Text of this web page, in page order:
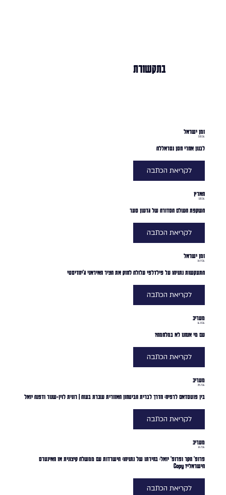
בתקשורת
לקריאת הכתבה
לבנון אחרי חסן נסראללה
זמן ישראל
2.10.24
לקריאת הכתבה
השקפת העולם הסדורה של גדעון סער
הארץ
1.10.24
לקריאת הכתבה
התעקשות נתניהו על פילדלפי עלולה לחזק את הציר האיראני ג'יהדיסטי
זמן ישראל
16.9.24
לקריאת הכתבה
עם מי אנחנו לא במלחמה?
מעריב
14.8.24
לקריאת הכתבה
בין פוטסדאם לרפיח: הדרך לברית הביטחון האזורית עוברת בעזה | רונית לוין-שנור ודפנה יואל
מעריב
25.7.24
לקריאת הכתבה
פרופ׳ הקר ופרופ׳ יואל: בחירתו של נתניהו: הישרדות עם ממשלה קיצונית או האינטרס
הישראלי? Copy
מעריב
16.7.24